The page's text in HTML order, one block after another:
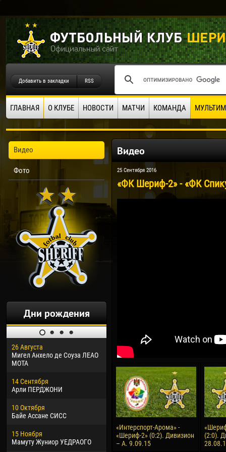
Добавить в закладки RSS
ГЛАВНАЯ О КЛУБЕ НОВОСТИ МАТЧИ КОМАНДА
Видео
Фото
Дни рождения
26 Августа
Мигел Анхело де Соуза ЛЕАО
МОТА
14 Сентября
Арли ПЕРДЖОНИ
10 Октября
Байе Ассане СИСС
15 Ноября
Мамуту Жуниор УЕДРАОГО
30 Января
Дорасо Морео КЛАС
24 Февраля
Владислав КОСТИН
02 Марта
Вячеслав КОЗМА
09 Марта
Эммануэль АФЕТСЕ
04
13
24
15
Видео
25 Сентября 2016
«ФК Шериф-2» - «ФК
«Интерспорт-Арома» -
«Шериф-2» (0:2). Дивизион
– А. 9.09.15
(2:0).